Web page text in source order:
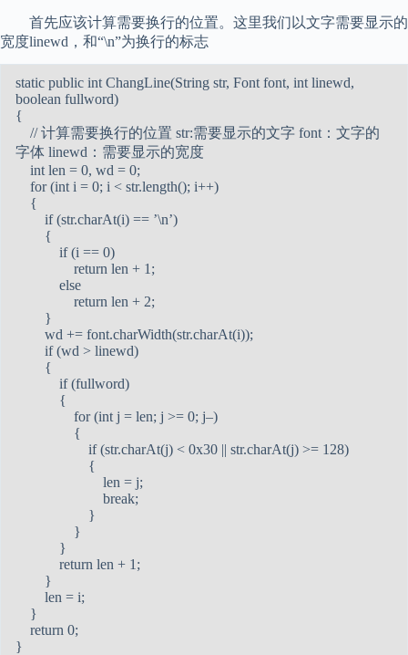
首先应该计算需要换行的位置。这里我们以文字需要显示的
宽度linewd，和“\n”为换行的标志
static public int ChangLine(String str, Font font, int linewd,
boolean fullword)
{
// 计算需要换行的位置 str:需要显示的文字 font：文字的
字体 linewd：需要显示的宽度
int len = 0, wd = 0;
for (int i = 0; i < str.length(); i++)
{
if (str.charAt(i) == ’\n’)
{
if (i == 0)
return len + 1;
else
return len + 2;
}
wd += font.charWidth(str.charAt(i));
if (wd > linewd)
{
if (fullword)
{
for (int j = len; j >= 0; j–)
{
if (str.charAt(j) < 0x30 || str.charAt(j) >= 128)
{
len = j;
break;
}
}
}
return len + 1;
}
len = i;
}
return 0;
}